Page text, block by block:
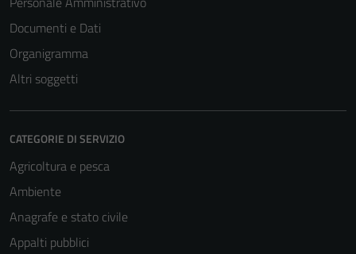
Documenti e Dati
Organigramma
Altri soggetti
CATEGORIE DI SERVIZIO
Agricoltura e pesca
Ambiente
Anagrafe e stato civile
Appalti pubblici